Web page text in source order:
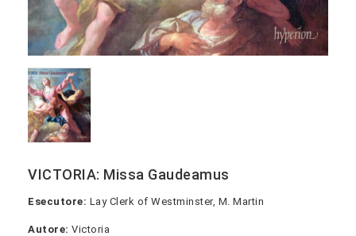
VICTORIA: Missa Gaudeamus
Esecutore: Lay Clerk of Westminster, M. Martin
Autore: Victoria